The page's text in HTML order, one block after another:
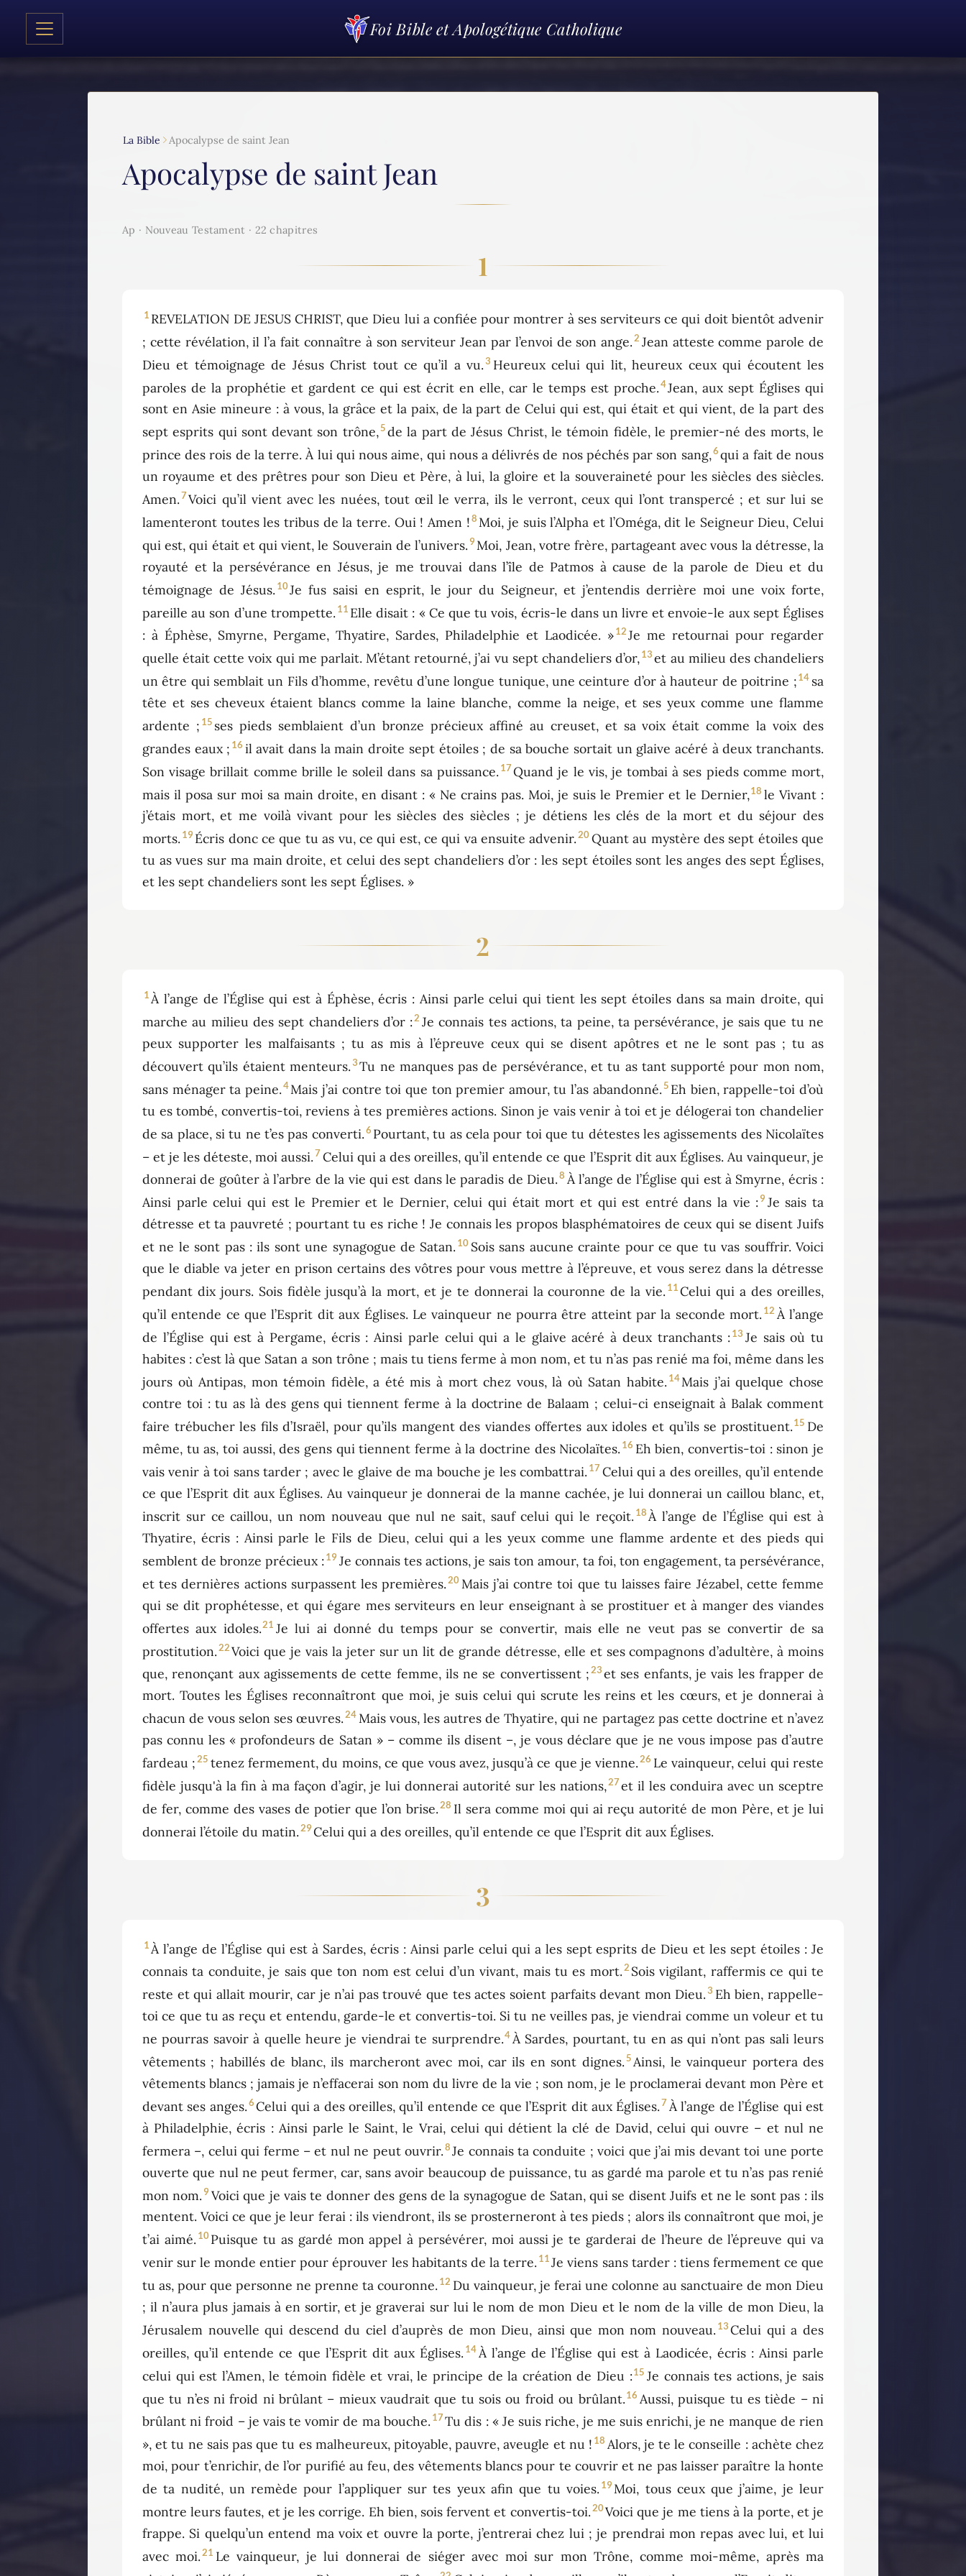
Foi Bible et Apologétique Catholique
La Bible Apocalypse de saint Jean
Apocalypse de saint Jean
Ap · Nouveau Testament · 22 chapitres
1
1 REVELATION DE JESUS CHRIST, que Dieu lui a confiée pour montrer à ses serviteurs ce qui doit bientôt advenir
; cette révélation, il l’a fait connaître à son serviteur Jean par l’envoi de son ange. 2 Jean atteste comme parole de
Dieu et témoignage de Jésus Christ tout ce qu’il a vu.3 Heureux celui qui lit, heureux ceux qui écoutent les
paroles de la prophétie et gardent ce qui est écrit en elle, car le temps est proche.4Jean, aux sept Églises qui
sont en Asie mineure : à vous, la grâce et la paix, de la part de Celui qui est, qui était et qui vient, de la part des
sept esprits qui sont devant son trône,5de la part de Jésus Christ, le témoin fidèle, le premier-né des morts, le
prince des rois de la terre. À lui qui nous aime, qui nous a délivrés de nos péchés par son sang,6qui a fait de nous
un royaume et des prêtres pour son Dieu et Père, à lui, la gloire et la souveraineté pour les siècles des siècles.
Amen.7 Voici qu’il vient avec les nuées, tout œil le verra, ils le verront, ceux qui l’ont transpercé ; et sur lui se
lamenteront toutes les tribus de la terre. Oui ! Amen !8 Moi, je suis l’Alpha et l’Oméga, dit le Seigneur Dieu, Celui
qui est, qui était et qui vient, le Souverain de l’univers. 9 Moi, Jean, votre frère, partageant avec vous la détresse, la
royauté et la persévérance en Jésus, je me trouvai dans l’île de Patmos à cause de la parole de Dieu et du
témoignage de Jésus. 10Je fus saisi en esprit, le jour du Seigneur, et j’entendis derrière moi une voix forte,
pareille au son d’une trompette. 11 Elle disait : « Ce que tu vois, écris-le dans un livre et envoie-le aux sept Églises
: à Éphèse, Smyrne, Pergame, Thyatire, Sardes, Philadelphie et Laodicée. » 12Je me retournai pour regarder
quelle était cette voix qui me parlait. M’étant retourné, j’ai vu sept chandeliers d’or,13 et au milieu des chandeliers
un être qui semblait un Fils d’homme, revêtu d’une longue tunique, une ceinture d’or à hauteur de poitrine ;14 sa
tête et ses cheveux étaient blancs comme la laine blanche, comme la neige, et ses yeux comme une flamme
ardente ; 15 ses pieds semblaient d’un bronze précieux affiné au creuset, et sa voix était comme la voix des
grandes eaux ; 16 il avait dans la main droite sept étoiles ; de sa bouche sortait un glaive acéré à deux tranchants.
Son visage brillait comme brille le soleil dans sa puissance. 17Quand je le vis, je tombai à ses pieds comme mort,
mais il posa sur moi sa main droite, en disant : « Ne crains pas. Moi, je suis le Premier et le Dernier,18 le Vivant :
j’étais mort, et me voilà vivant pour les siècles des siècles ; je détiens les clés de la mort et du séjour des
morts. 19 Écris donc ce que tu as vu, ce qui est, ce qui va ensuite advenir. 20Quant au mystère des sept étoiles que
tu as vues sur ma main droite, et celui des sept chandeliers d’or : les sept étoiles sont les anges des sept Églises,
et les sept chandeliers sont les sept Églises. »
2
1 À l’ange de l’Église qui est à Éphèse, écris : Ainsi parle celui qui tient les sept étoiles dans sa main droite, qui
marche au milieu des sept chandeliers d’or :2 Je connais tes actions, ta peine, ta persévérance, je sais que tu ne
peux supporter les malfaisants ; tu as mis à l’épreuve ceux qui se disent apôtres et ne le sont pas ; tu as
découvert qu’ils étaient menteurs.3 Tu ne manques pas de persévérance, et tu as tant supporté pour mon nom,
sans ménager ta peine.4Mais j’ai contre toi que ton premier amour, tu l’as abandonné.5 Eh bien, rappelle-toi d’où
tu es tombé, convertis-toi, reviens à tes premières actions. Sinon je vais venir à toi et je délogerai ton chandelier
de sa place, si tu ne t’es pas converti.6 Pourtant, tu as cela pour toi que tu détestes les agissements des Nicolaïtes
– et je les déteste, moi aussi. 7 Celui qui a des oreilles, qu’il entende ce que l’Esprit dit aux Églises. Au vainqueur, je
donnerai de goûter à l’arbre de la vie qui est dans le paradis de Dieu.8 À l’ange de l’Église qui est à Smyrne, écris :
Ainsi parle celui qui est le Premier et le Dernier, celui qui était mort et qui est entré dans la vie :9 Je sais ta
détresse et ta pauvreté ; pourtant tu es riche ! Je connais les propos blasphématoires de ceux qui se disent Juifs
et ne le sont pas : ils sont une synagogue de Satan. 10 Sois sans aucune crainte pour ce que tu vas souffrir. Voici
que le diable va jeter en prison certains des vôtres pour vous mettre à l’épreuve, et vous serez dans la détresse
pendant dix jours. Sois fidèle jusqu’à la mort, et je te donnerai la couronne de la vie. 11 Celui qui a des oreilles,
qu’il entende ce que l’Esprit dit aux Églises. Le vainqueur ne pourra être atteint par la seconde mort. 12 À l’ange
de l’Église qui est à Pergame, écris : Ainsi parle celui qui a le glaive acéré à deux tranchants :13 Je sais où tu
habites : c’est là que Satan a son trône ; mais tu tiens ferme à mon nom, et tu n’as pas renié ma foi, même dans les
jours où Antipas, mon témoin fidèle, a été mis à mort chez vous, là où Satan habite. 14Mais j’ai quelque chose
contre toi : tu as là des gens qui tiennent ferme à la doctrine de Balaam ; celui-ci enseignait à Balak comment
faire trébucher les fils d’Israël, pour qu’ils mangent des viandes offertes aux idoles et qu’ils se prostituent.15 De
même, tu as, toi aussi, des gens qui tiennent ferme à la doctrine des Nicolaïtes. 16 Eh bien, convertis-toi : sinon je
vais venir à toi sans tarder ; avec le glaive de ma bouche je les combattrai. 17 Celui qui a des oreilles, qu’il entende
ce que l’Esprit dit aux Églises. Au vainqueur je donnerai de la manne cachée, je lui donnerai un caillou blanc, et,
inscrit sur ce caillou, un nom nouveau que nul ne sait, sauf celui qui le reçoit. 18 À l’ange de l’Église qui est à
Thyatire, écris : Ainsi parle le Fils de Dieu, celui qui a les yeux comme une flamme ardente et des pieds qui
semblent de bronze précieux :19 Je connais tes actions, je sais ton amour, ta foi, ton engagement, ta persévérance,
et tes dernières actions surpassent les premières. 20Mais j’ai contre toi que tu laisses faire Jézabel, cette femme
qui se dit prophétesse, et qui égare mes serviteurs en leur enseignant à se prostituer et à manger des viandes
offertes aux idoles.21 Je lui ai donné du temps pour se convertir, mais elle ne veut pas se convertir de sa
prostitution.22 Voici que je vais la jeter sur un lit de grande détresse, elle et ses compagnons d’adultère, à moins
que, renonçant aux agissements de cette femme, ils ne se convertissent ;23 et ses enfants, je vais les frapper de
mort. Toutes les Églises reconnaîtront que moi, je suis celui qui scrute les reins et les cœurs, et je donnerai à
chacun de vous selon ses œuvres. 24Mais vous, les autres de Thyatire, qui ne partagez pas cette doctrine et n’avez
pas connu les « profondeurs de Satan » – comme ils disent –, je vous déclare que je ne vous impose pas d’autre
fardeau ; 25 tenez fermement, du moins, ce que vous avez, jusqu’à ce que je vienne. 26 Le vainqueur, celui qui reste
fidèle jusqu'à la fin à ma façon d’agir, je lui donnerai autorité sur les nations,27et il les conduira avec un sceptre
de fer, comme des vases de potier que l’on brise.28 Il sera comme moi qui ai reçu autorité de mon Père, et je lui
donnerai l’étoile du matin.29 Celui qui a des oreilles, qu’il entende ce que l’Esprit dit aux Églises.
3
1 À l’ange de l’Église qui est à Sardes, écris : Ainsi parle celui qui a les sept esprits de Dieu et les sept étoiles : Je
connais ta conduite, je sais que ton nom est celui d’un vivant, mais tu es mort.2 Sois vigilant, raffermis ce qui te
reste et qui allait mourir, car je n’ai pas trouvé que tes actes soient parfaits devant mon Dieu. 3 Eh bien, rappelle-
toi ce que tu as reçu et entendu, garde-le et convertis-toi. Si tu ne veilles pas, je viendrai comme un voleur et tu
ne pourras savoir à quelle heure je viendrai te surprendre.4À Sardes, pourtant, tu en as qui n’ont pas sali leurs
vêtements ; habillés de blanc, ils marcheront avec moi, car ils en sont dignes.5 Ainsi, le vainqueur portera des
vêtements blancs ; jamais je n’effacerai son nom du livre de la vie ; son nom, je le proclamerai devant mon Père et
devant ses anges.6 Celui qui a des oreilles, qu’il entende ce que l’Esprit dit aux Églises. 7 À l’ange de l’Église qui est
à Philadelphie, écris : Ainsi parle le Saint, le Vrai, celui qui détient la clé de David, celui qui ouvre – et nul ne
fermera –, celui qui ferme – et nul ne peut ouvrir.8 Je connais ta conduite ; voici que j’ai mis devant toi une porte
ouverte que nul ne peut fermer, car, sans avoir beaucoup de puissance, tu as gardé ma parole et tu n’as pas renié
mon nom. 9 Voici que je vais te donner des gens de la synagogue de Satan, qui se disent Juifs et ne le sont pas : ils
mentent. Voici ce que je leur ferai : ils viendront, ils se prosterneront à tes pieds ; alors ils connaîtront que moi, je
t’ai aimé. 10 Puisque tu as gardé mon appel à persévérer, moi aussi je te garderai de l’heure de l’épreuve qui va
venir sur le monde entier pour éprouver les habitants de la terre. 11 Je viens sans tarder : tiens fermement ce que
tu as, pour que personne ne prenne ta couronne. 12 Du vainqueur, je ferai une colonne au sanctuaire de mon Dieu
; il n’aura plus jamais à en sortir, et je graverai sur lui le nom de mon Dieu et le nom de la ville de mon Dieu, la
Jérusalem nouvelle qui descend du ciel d’auprès de mon Dieu, ainsi que mon nom nouveau. 13 Celui qui a des
oreilles, qu’il entende ce que l’Esprit dit aux Églises. 14À l’ange de l’Église qui est à Laodicée, écris : Ainsi parle
celui qui est l’Amen, le témoin fidèle et vrai, le principe de la création de Dieu :15 Je connais tes actions, je sais
que tu n’es ni froid ni brûlant – mieux vaudrait que tu sois ou froid ou brûlant.16 Aussi, puisque tu es tiède – ni
brûlant ni froid – je vais te vomir de ma bouche. 17 Tu dis : « Je suis riche, je me suis enrichi, je ne manque de rien
», et tu ne sais pas que tu es malheureux, pitoyable, pauvre, aveugle et nu ! 18 Alors, je te le conseille : achète chez
moi, pour t’enrichir, de l’or purifié au feu, des vêtements blancs pour te couvrir et ne pas laisser paraître la honte
de ta nudité, un remède pour l’appliquer sur tes yeux afin que tu voies. 19 Moi, tous ceux que j’aime, je leur
montre leurs fautes, et je les corrige. Eh bien, sois fervent et convertis-toi.20Voici que je me tiens à la porte, et je
frappe. Si quelqu’un entend ma voix et ouvre la porte, j’entrerai chez lui ; je prendrai mon repas avec lui, et lui
avec moi. 21 Le vainqueur, je lui donnerai de siéger avec moi sur mon Trône, comme moi-même, après ma